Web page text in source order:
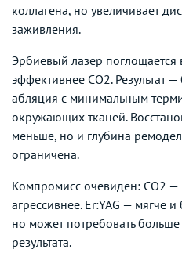
коллагена, но увеличивает
заживления.
Эрбиевый лазер
эффективнее CO2. Результат
абляция с минимальным
окружающих тканей.
меньше, но и глубина
ограничена.
Компромисс очевиден: CO2
агрессивнее. Er:YAG — мягче
но может потребовать
результата.